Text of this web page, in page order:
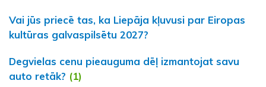
Vai jūs priecē tas, ka Liepāja kļuvusi par Eiropas
kultūras galvaspilsētu 2027?
Degvielas cenu pieauguma dēļ izmantojat savu
auto retāk? (1)